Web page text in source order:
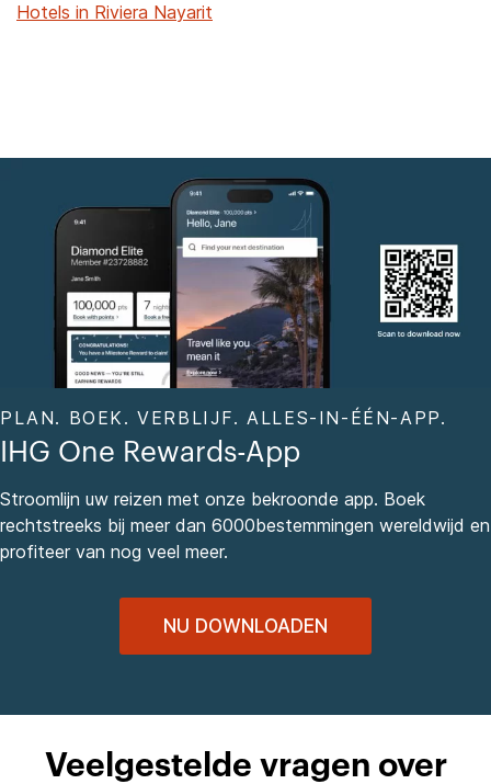
Hotels in Riviera Nayarit
PLAN. BOEK. VERBLIJF. ALLES-IN-ÉÉN-APP.
IHG One Rewards-App
Stroomlijn uw reizen met onze bekroonde app. Boek
rechtstreeks bij meer dan 6000bestemmingen wereldwijd en
profiteer van nog veel meer.
NU DOWNLOADEN
Veelgestelde vragen over